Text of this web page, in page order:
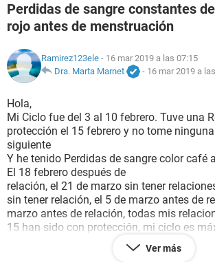
FAMILIA
NUTRICIÓN
SEXUALIDAD
GLOSARIO
Perdidas de sangre constantes
rojo antes de menstruación
Ramirez123ele - 16 mar 2019 a las 07:15
Dra. Marta Marnet
- 16 mar 2019 a
Hola,
Mi Ciclo fue del 3 al 10 febrero. Tuve una
protección el 15 febrero y no tome
siguiente
Y he tenido Perdidas de sangre color café
El 18 febrero después de
relación, el 21 de marzo sin tener
sin tener relación, el 5 de marzo antes de
marzo antes de relación, todas mis
15 han sido con protección, mi ciclo es
aun no me baja mi duda es si es posible
alguna ets, o bien anemia (que es una
Ver más